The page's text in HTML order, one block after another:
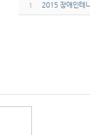
1 2015 장애인테